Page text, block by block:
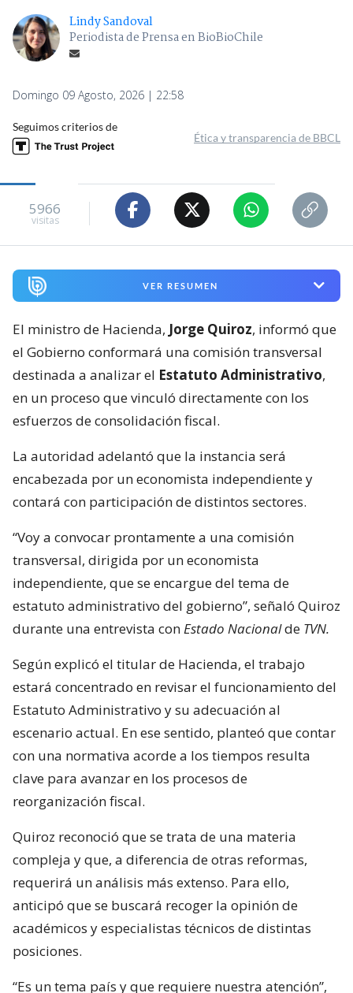
Lindy Sandoval
Periodista de Prensa en BioBioChile
Domingo 09 Agosto, 2026 | 22:58
Seguimos criterios de
Ética y transparencia de BBCL
5966
visitas
VER RESUMEN
El ministro de Hacienda, Jorge Quiroz, informó que
el Gobierno conformará una comisión transversal
destinada a analizar el Estatuto Administrativo,
en un proceso que vinculó directamente con los
esfuerzos de consolidación fiscal.
La autoridad adelantó que la instancia será
encabezada por un economista independiente y
contará con participación de distintos sectores.
“Voy a convocar prontamente a una comisión
transversal, dirigida por un economista
independiente, que se encargue del tema de
estatuto administrativo del gobierno”, señaló Quiroz
durante una entrevista con Estado Nacionalde TVN.
Según explicó el titular de Hacienda, el trabajo
estará concentrado en revisar el funcionamiento del
Estatuto Administrativo y su adecuación al
escenario actual. En ese sentido, planteó que contar
con una normativa acorde a los tiempos resulta
clave para avanzar en los procesos de
reorganización fiscal.
Quiroz reconoció que se trata de una materia
compleja y que, a diferencia de otras reformas,
requerirá un análisis más extenso. Para ello,
anticipó que se buscará recoger la opinión de
académicos y especialistas técnicos de distintas
posiciones.
“Es un tema país y que requiere nuestra atención”,